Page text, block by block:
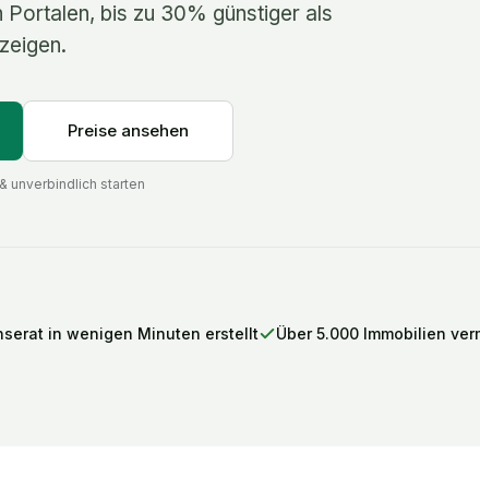
bis zu 30% günstiger als
Preise ansehen
unverbindlich starten
in wenigen Minuten erstellt Über 5.000 Immobilien